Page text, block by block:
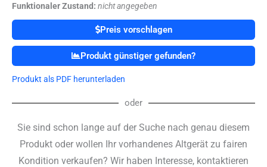
Funktionaler Zustand: nicht angegeben
Preis vorschlagen
Produkt günstiger gefunden?
Produkt als PDF herunterladen
oder
Sie sind schon lange auf der Suche nach genau diesem
Produkt oder wollen Ihr vorhandenes Altgerät zu fairen
Kondition verkaufen? Wir haben Interesse, kontaktieren